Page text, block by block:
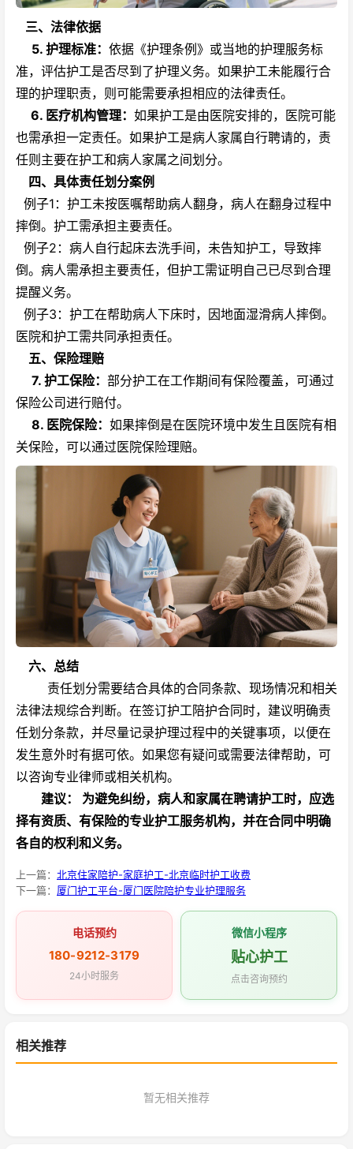
三、法律依据
5. 护理标准： 依据《护理条例》或当地的护理服务标
准，评估护工是否尽到了护理义务。如果护工未能履行合
理的护理职责，则可能需要承担相应的法律责任。
6. 医疗机构管理： 如果护工是由医院安排的，医院可能
也需承担一定责任。如果护工是病人家属自行聘请的，责
任则主要在护工和病人家属之间划分。
四、具体责任划分案例
例子1：护工未按医嘱帮助病人翻身，病人在翻身过程中
摔倒。护工需承担主要责任。
例子2：病人自行起床去洗手间，未告知护工，导致摔
倒。病人需承担主要责任，但护工需证明自己已尽到合理
提醒义务。
例子3：护工在帮助病人下床时，因地面湿滑病人摔倒。
医院和护工需共同承担责任。
五、保险理赔
7. 护工保险： 部分护工在工作期间有保险覆盖，可通过
保险公司进行赔付。
8. 医院保险： 如果摔倒是在医院环境中发生且医院有相
关保险，可以通过医院保险理赔。
六、总结
责任划分需要结合具体的合同条款、现场情况和相关
法律法规综合判断。在签订护工陪护合同时，建议明确责
任划分条款，并尽量记录护理过程中的关键事项，以便在
发生意外时有据可依。如果您有疑问或需要法律帮助，可
以咨询专业律师或相关机构。
建议：
为避免纠纷，病人和家属在聘请护工时，应选
择有资质、有保险的专业护工服务机构，并在合同中明确
各自的权利和义务。
上一篇： 北京住家陪护-家庭护工-北京临时护工收费
下一篇： 厦门护工平台-厦门医院陪护专业护理服务
电话预约
180-9212-3179
24小时服务
微信小程序
贴心护工
点击咨询预约
相关推荐
暂无相关推荐